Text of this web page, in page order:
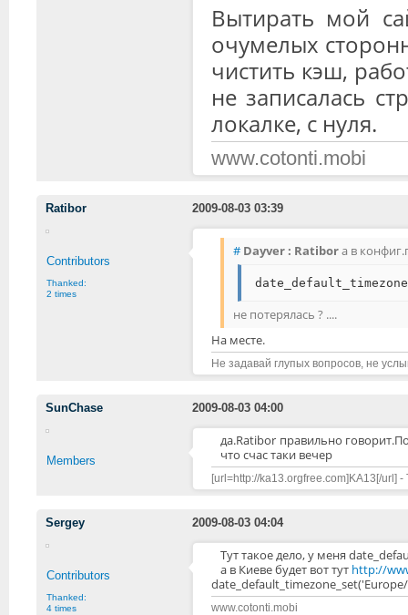
Вытирать мой
очумелых
чистить кэш,
не записалась
локалке, с нуля.
www.cotonti.mobi
Ratibor 2009-08-03 03:39
Contributors
Thanked:
2 times
# Dayver : Ratiborа в
не потерялась ? ....
На месте.
Не задавай глупых вопросов, не
SunChase 2009-08-03 04:00
Members
да.Ratibor правильно
что счас таки вечер
[url=http://ka13.orgfree.com]KA13[/url]
Sergey 2009-08-03 04:04
Contributors
Thanked:
4 times
Тут такое дело, у меня
а в Киеве будет вот тут http://
www.cotonti.mobi